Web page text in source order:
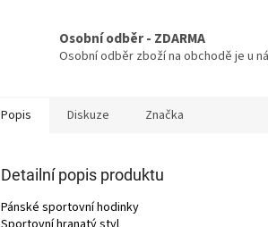
Osobní odběr - ZDARMA
Osobní odběr zboží na obchodě je u
Popis Diskuze Značka
Detailní popis produktu
Pánské sportovní hodinky